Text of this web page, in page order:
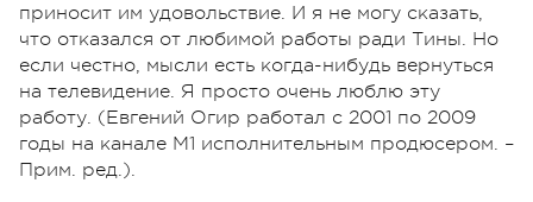
приносит им удовольствие. И я не могу сказать,
что отказался от любимой работы ради Тины. Но
если честно, мысли есть когда-нибудь вернуться
на телевидение. Я просто очень люблю эту
работу. (Евгений Огир работал с 2001 по 2009
годы на канале М1 исполнительным продюсером. –
Прим. ред.).